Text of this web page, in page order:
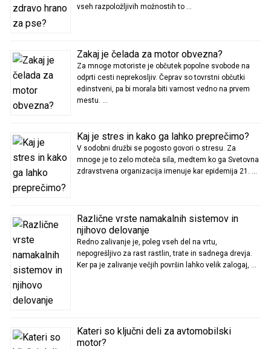
vseh razpoložljivih možnostih to …
Zakaj je čelada za motor obvezna?
Za mnoge motoriste je občutek popolne svobode na
odprti cesti neprekosljiv. Čeprav so tovrstni občutki
edinstveni, pa bi morala biti varnost vedno na prvem
mestu. …
Kaj je stres in kako ga lahko preprečimo?
V sodobni družbi se pogosto govori o stresu. Za
mnoge je to zelo moteča sila, medtem ko ga Svetovna
zdravstvena organizacija imenuje kar epidemija 21. …
Različne vrste namakalnih sistemov in
njihovo delovanje
Redno zalivanje je, poleg vseh del na vrtu,
nepogrešljivo za rast rastlin, trate in sadnega drevja.
Ker pa je zalivanje večjih površin lahko velik zalogaj, …
Kateri so ključni deli za avtomobilski
motor?